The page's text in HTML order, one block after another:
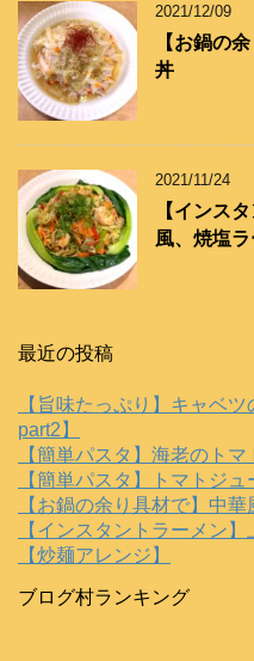
2021/12/09
【お鍋の
丼
2021/11/24
【インス
風、焼塩ラ
最近の投稿
【旨味たっぷり】キャベ
part2】
【簡単パスタ】海老のト
【簡単パスタ】トマトジ
【お鍋の余り具材で】中
【インスタントラーメン
【炒麺アレンジ】
ブログ村ランキング